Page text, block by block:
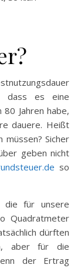
dass es eine
Jahren habe,
dauere. Heißt
Sicher
geben nicht
so
die für unsere
Quadratmeter
dürften
aber für die
der Ertrag